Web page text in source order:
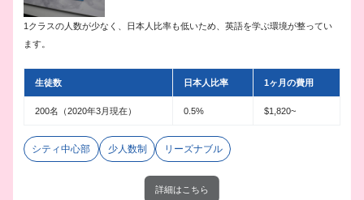
1クラスの人数が少なく、日本人比率も低いため、英語を学ぶ環境が整ってい
ます。
生徒数 日本人比率 1ヶ月の費用
200名（2020年3月現在） 0.5% $1,820~
シティ中心部 少人数制 リーズナブル
詳細はこちら